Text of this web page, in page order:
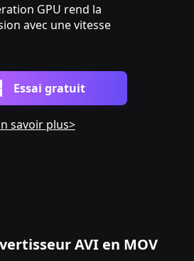
GPU rend la
avec une vitesse
Essai gratuit
savoir plus>
AVI en MOV